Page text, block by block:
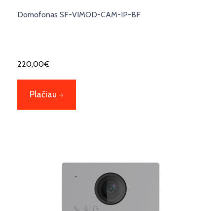
Domofonas SF-VIMOD-CAM-IP-BF
220,00€
Plačiau